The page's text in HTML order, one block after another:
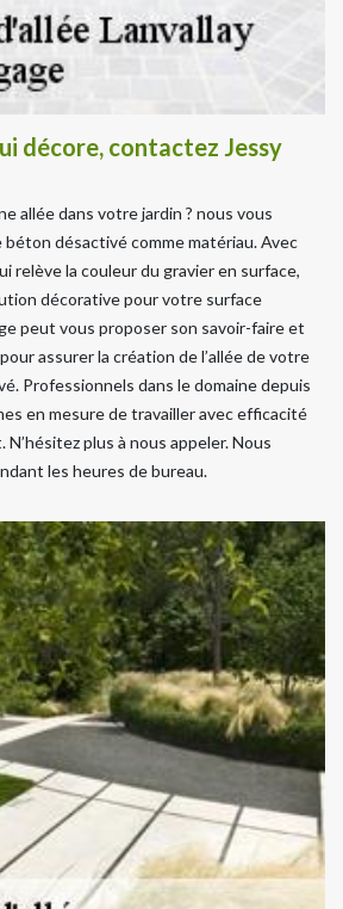
décore, contactez Jessy
allée dans votre jardin ? nous vous
désactivé comme matériau. Avec
relève la couleur du gravier en surface,
décorative pour votre surface
peut vous proposer son savoir-faire et
assurer la création de l’allée de votre
Professionnels dans le domaine depuis
en mesure de travailler avec efficacité
plus à nous appeler. Nous
les heures de bureau.